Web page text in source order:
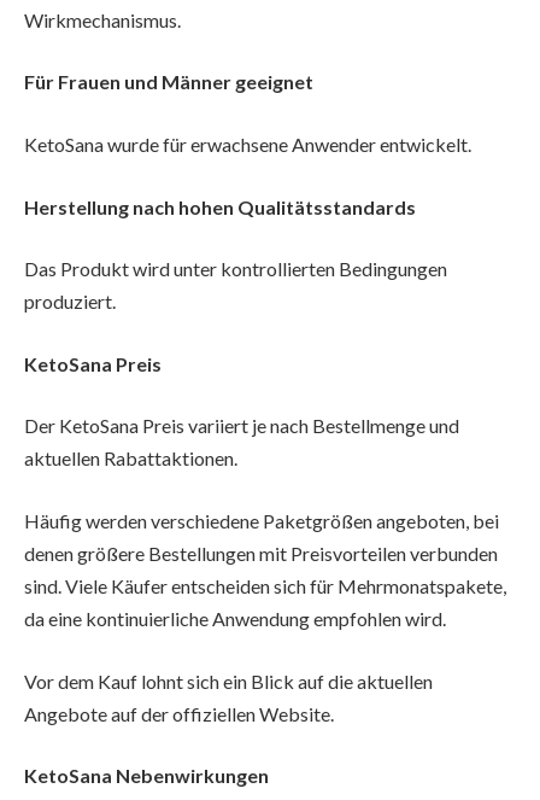
Wirkmechanismus.
Für Frauen und Männer geeignet
KetoSana wurde für erwachsene Anwender entwickelt.
Herstellung nach hohen Qualitätsstandards
Das Produkt wird unter kontrollierten Bedingungen
produziert.
KetoSana Preis
Der KetoSana Preis variiert je nach Bestellmenge und
aktuellen Rabattaktionen.
Häufig werden verschiedene Paketgrößen angeboten, bei
denen größere Bestellungen mit Preisvorteilen verbunden
sind. Viele Käufer entscheiden sich für Mehrmonatspakete,
da eine kontinuierliche Anwendung empfohlen wird.
Vor dem Kauf lohnt sich ein Blick auf die aktuellen
Angebote auf der offiziellen Website.
KetoSana Nebenwirkungen